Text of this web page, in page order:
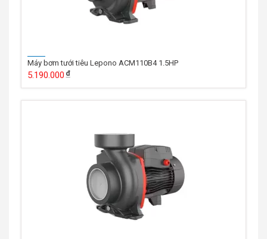
Máy bơm tưới tiêu Lepono ACM110B4 1.5HP
5.190.000